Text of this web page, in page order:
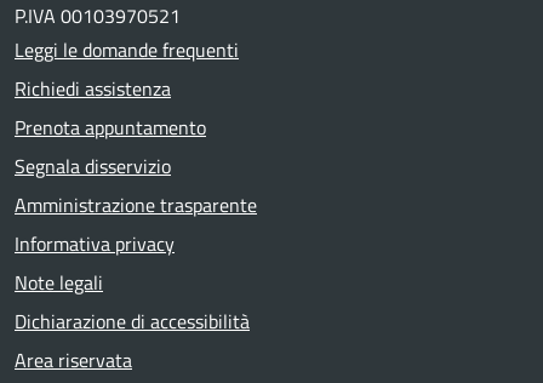
P.IVA 00103970521
Leggi le domande frequenti
Richiedi assistenza
Prenota appuntamento
Segnala disservizio
Amministrazione trasparente
Informativa privacy
Note legali
Dichiarazione di accessibilità
Area riservata